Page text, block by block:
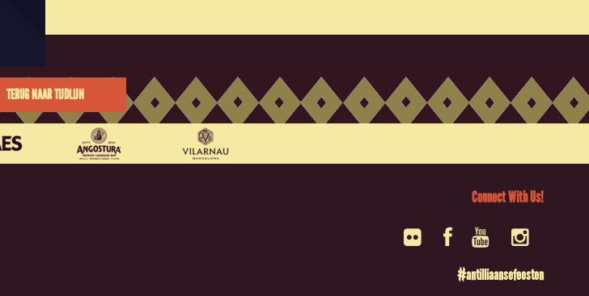
TERUG NAAR TIJDLIJN
Connect With Us!
#antilliaansefeesten